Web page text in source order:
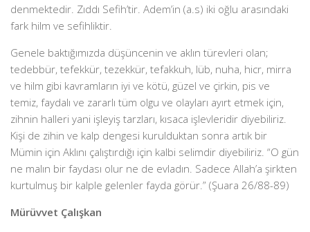
denmektedir. Zıddı Sefih’tir. Adem’in (a.s) iki oğlu arasındaki
fark hilm ve sefihliktir.
Genele baktığımızda düşüncenin ve aklın türevleri olan;
tedebbür, tefekkür, tezekkür, tefakkuh, lüb, nuha, hicr, mirra
ve hilm gibi kavramların iyi ve kötü, güzel ve çirkin, pis ve
temiz, faydalı ve zararlı tüm olgu ve olayları ayırt etmek için,
zihnin halleri yani işleyiş tarzları, kısaca işlevleridir diyebiliriz.
Kişi de zihin ve kalp dengesi kurulduktan sonra artık bir
Mümin için Aklını çalıştırdığı için kalbi selimdir diyebiliriz. “O gün
ne malın bir faydası olur ne de evladın. Sadece Allah’a şirkten
kurtulmuş bir kalple gelenler fayda görür.” (Şuara 26/88-89)
Mürüvvet Çalışkan